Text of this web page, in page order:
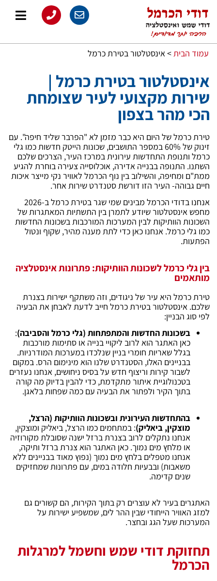
עמוד הבית>אינסטלטור בטירת כרמל
אינסטלטור בטירת כרמל |
שירות מקצועי לעיר שצומחת
הכי מהר בצפון
טירת כרמל של היום היא כבר מזמן לא "הפרבר שליד חיפה". עם
זינוק של 60% במספר התושבים, שכונות הייטק חדשות כמו גלי
כרמל ותנופת התחדשות עירונית במרכז העיר, הצרכים שלכם
השתנו. התנופה בבנייה אדירה, אוכלוסייה צעירה בוחרת להגיע
ממת"ם ומחיפה, והשילוב בין נוף הכרמל לאוויר נקי מייצר איכות
חיים גבוהה- העיר הזו דורשת סטנדרט שירות אחר.
אנחנו בדודי הכרמל מבינים שמי שגר בטירת כרמל ב-2026
מחפש אינסטלטור שיודע לתמרן בין התשתיות המאתגרות של
השכונות הוותיקות לבין המערכות המורכבות בשכונות החדשות
כמו גלי כרמל. אנחנו כאן כדי לתת מענה מהיר, שקוף ונטול
הפתעות.
בין גלי כרמל לשכונות הוותיקות: פתרונות אינסטלציה
מותאמים
טירת כרמל היא עיר של ניגודים, וזה משתקף ישירות בצנרת
שלכם. אינסטלטור בטירת כרמל חייב לדעת לאבחן את הבעיה
לפי סוג הבניין:
בשכונות החדשות והמתפתחות (גלי כרמל והסביבה):
כאן האתגר הוא לרוב ליקויי בנייה או סתימות מורכבות
בגלל שאריות חומרי בניין שנלכדו במערכות המודרניות.
בבניינים האלו, הסטנדרט שלנו הוא מינימום הרס. במקום
לשבור קירות וריצוף חדש על בסיס ניחושים, אנחנו נעזרים
בטכנולוגיית איתור מתקדמת, כדי להבין בדיוק מה קורה
בתוך הקיר ולפתור את הבעיה עם כמה שפחות בלאגן.
בהתחדשות העירונית ובשכונות הוותיקות (הרצל,
מוצקין, ביאליק): במתחמים כמו הרצל, ביאליק ומוצקין,
אנחנו נתקלים לרוב בצנרת ברזל ישנה שסובלת מקורוזיה
או מלחץ מים נמוך. כאן האתגר הוא צנרת ברזל ותיקה,
אנחנו מטפלים בלחץ מים נמוך (נפוץ מאוד בבניינים ללא
משאבות) ובבעיות חלודה במים, עם פתרונות שמחזיקים
שנים קדימה.
האתגרים בעיר לא עוצרים רק בתוך הקירות, הם קשורים גם
למזג האוויר הייחודי שבין ההר לים, שמשפיע ישירות על
המערכות שעל הגג ובחצר.
תחזוקת דודי שמש וחשמל למרגלות
הכרמל